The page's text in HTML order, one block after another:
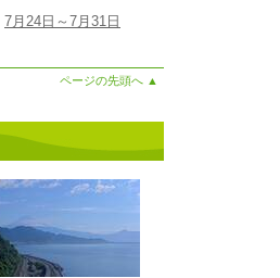
7月24日～7月31日
ページの先頭へ ▲